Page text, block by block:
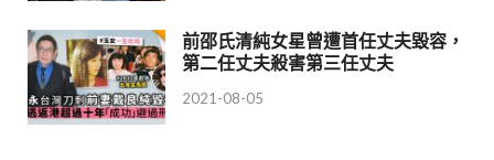
前邵氏清純女星曾遭首任丈夫毀容，
第二任丈夫殺害第三任丈夫
2021-08-05